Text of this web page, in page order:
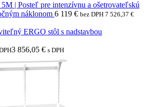
| Posteľ pre intenzívnu a ošetrovateľskú
náklonom 6 119 € bez DPH 7 526,37 €
ERGO stôl s nadstavbou
3 856,05 € s DPH